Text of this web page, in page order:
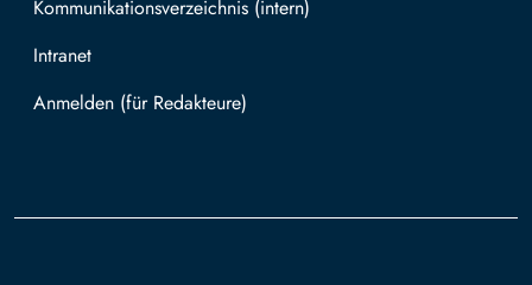
Kommunikationsverzeichnis (intern)
Intranet
Mit TUBAF Login anmelden